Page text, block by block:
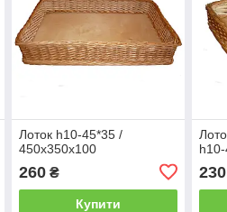
Лоток h10-45*35 /
450х350х100
260₴
Купити
230